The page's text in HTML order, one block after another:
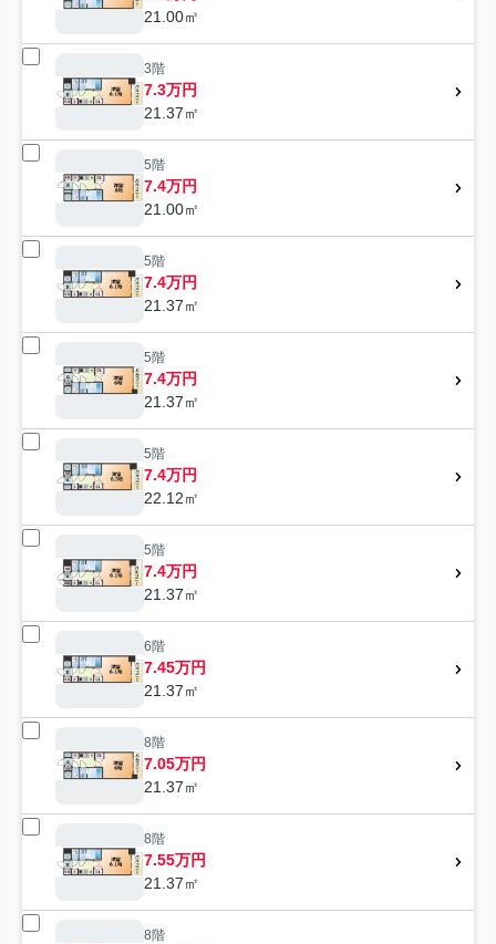
21.00㎡
3階
7.3万円
21.37㎡
5階
7.4万円
21.00㎡
5階
7.4万円
21.37㎡
5階
7.4万円
21.37㎡
5階
7.4万円
22.12㎡
5階
7.4万円
21.37㎡
6階
7.45万円
21.37㎡
8階
7.05万円
21.37㎡
8階
7.55万円
21.37㎡
8階